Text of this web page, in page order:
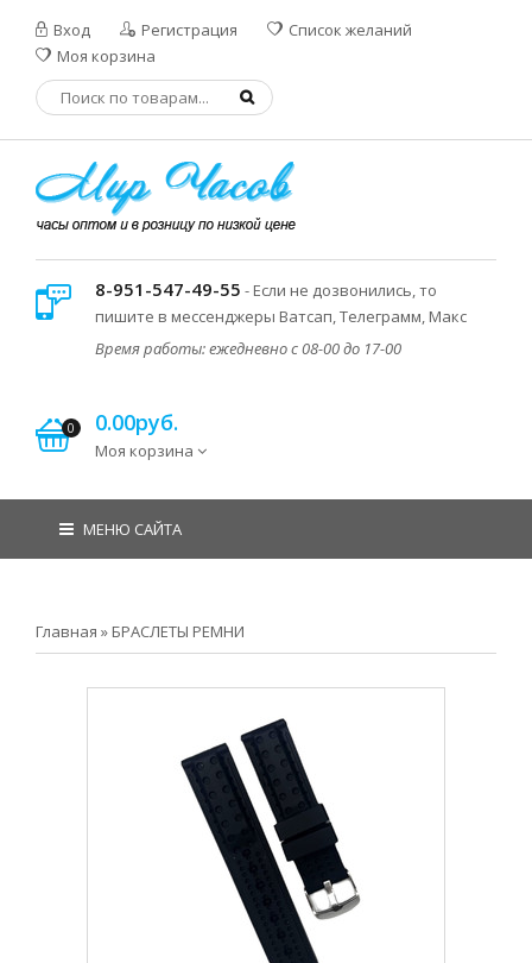
Вход Регистрация
Список желаний
Моя корзина
8-951-547-49-55 - Если не дозвонились, то
пишите в мессенджеры Ватсап, Телеграмм, Макс
Время работы: ежедневно с 08-00 до 17-00
0 0.00руб.
Моя корзина
МЕНЮ САЙТА
Главная » БРАСЛЕТЫ РЕМНИ